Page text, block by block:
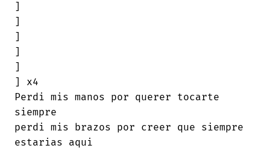
]
]
]
]
]
] x4
Perdi mis manos por querer tocarte
siempre
perdi mis brazos por creer que siempre
estarias aqui